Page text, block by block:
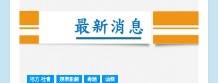
地方.社會 娛樂影劇 專題 頭條